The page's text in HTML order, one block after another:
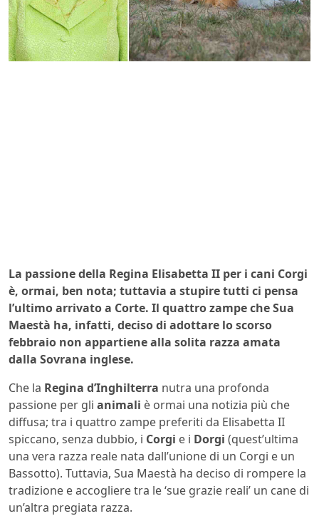
La passione della Regina Elisabetta II per i cani Corgi
è, ormai, ben nota; tuttavia a stupire tutti ci pensa
l’ultimo arrivato a Corte. Il quattro zampe che Sua
Maestà ha, infatti, deciso di adottare lo scorso
febbraio non appartiene alla solita razza amata
dalla Sovrana inglese.
Che la Regina d’Inghilterra nutra una profonda
passione per gli animali è ormai una notizia più che
diffusa; tra i quattro zampe preferiti da Elisabetta II
spiccano, senza dubbio, i Corgi e i Dorgi (quest’ultima
una vera razza reale nata dall’unione di un Corgi e un
Bassotto). Tuttavia, Sua Maestà ha deciso di rompere la
tradizione e accogliere tra le ‘sue grazie reali’ un cane di
un’altra pregiata razza.